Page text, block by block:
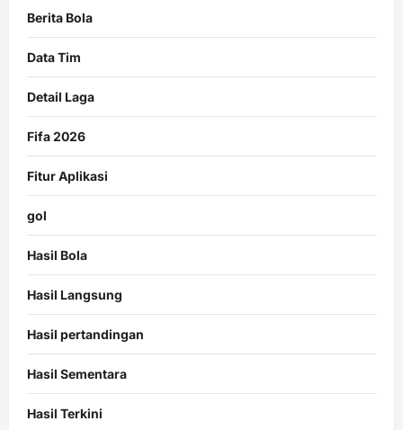
Berita Bola
Data Tim
Detail Laga
Fifa 2026
Fitur Aplikasi
gol
Hasil Bola
Hasil Langsung
Hasil pertandingan
Hasil Sementara
Hasil Terkini